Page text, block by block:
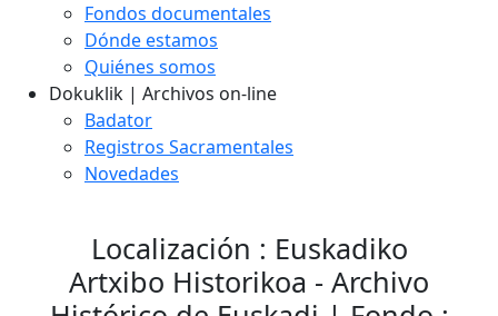
Fondos documentales
Dónde estamos
Quiénes somos
Dokuklik | Archivos on-line
Badator
Registros Sacramentales
Novedades
Localización : Euskadiko
Artxibo Historikoa - Archivo